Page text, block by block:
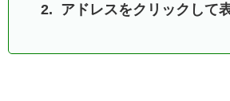
アドレスをクリックして